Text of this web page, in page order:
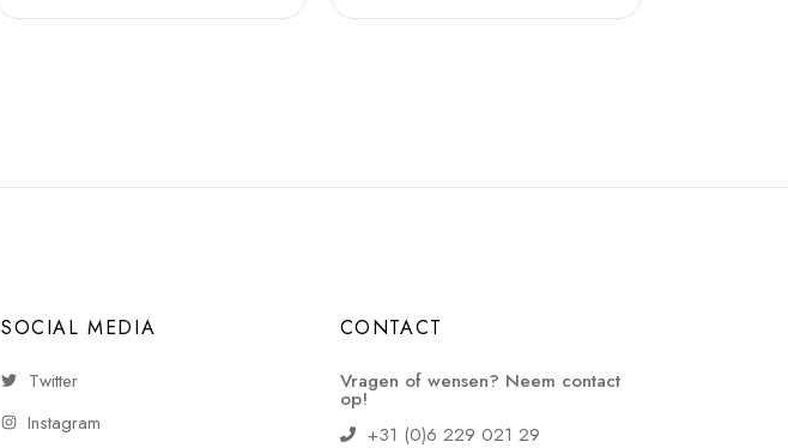
SOCIAL MEDIA
Twitter
Instagram
CONTACT
Vragen of wensen? Neem contact
op!
+31 (0)6 229 021 29